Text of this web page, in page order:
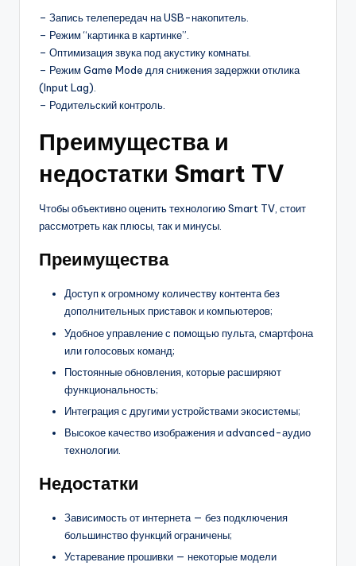
– Запись телепередач на USB-накопитель.
– Режим “картинка в картинке”.
– Оптимизация звука под акустику комнаты.
– Режим Game Mode для снижения задержки отклика
(Input Lag).
– Родительский контроль.
Преимущества и
недостатки Smart TV
Чтобы объективно оценить технологию Smart TV, стоит
рассмотреть как плюсы, так и минусы.
Преимущества
Доступ к огромному количеству контента без
дополнительных приставок и компьютеров;
Удобное управление с помощью пульта, смартфона
или голосовых команд;
Постоянные обновления, которые расширяют
функциональность;
Интеграция с другими устройствами экосистемы;
Высокое качество изображения и advanced-аудио
технологии.
Недостатки
Зависимость от интернета — без подключения
большинство функций ограничены;
Устаревание прошивки — некоторые модели